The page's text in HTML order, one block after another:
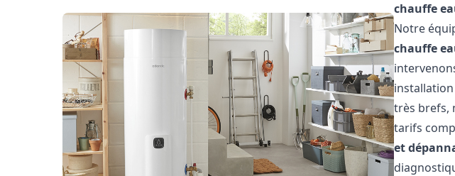
chauffe
Notre
chauffe
très brefs,
tarifs
et